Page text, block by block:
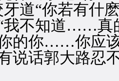
“你若有什麽
不知道……真的
的你……你应
话郭大路忍不